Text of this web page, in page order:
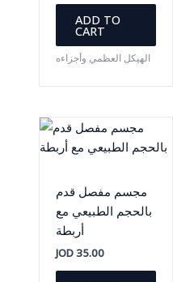
ADD TO
CART
الهيكل العظمي وأجزاءه
مجسم مفصل قدم
بالحجم الطبيعي مع
أربطة
JOD35.00